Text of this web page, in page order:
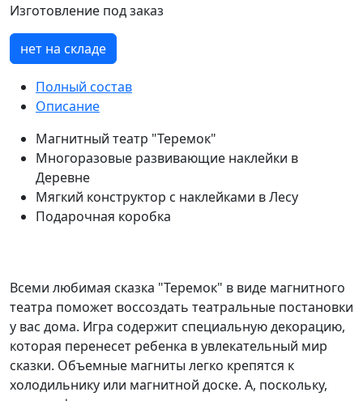
Изготовление под заказ
нет на складе
Полный состав
Описание
Магнитный театр "Теремок"
Многоразовые развивающие наклейки в
Деревне
Мягкий конструктор с наклейками в Лесу
Подарочная коробка
Всеми любимая сказка "Теремок" в виде магнитного
театра поможет воссоздать театральные постановки
у вас дома. Игра содержит специальную декорацию,
которая перенесет ребенка в увлекательный мир
сказки. Объемные магниты легко крепятся к
холодильнику или магнитной доске. А, поскольку,